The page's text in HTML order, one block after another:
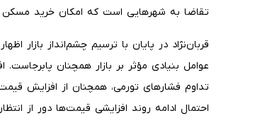
تقاضا به شهرهایی است که امکان خرید مسکن
قربان‌نژاد در پایان با ترسیم چشم‌انداز بازار
عوامل بنیادی مؤثر بر بازار همچنان
تداوم فشارهای تورمی، همچنان از افزایش
احتمال ادامه روند افزایشی قیمت‌ها دور از